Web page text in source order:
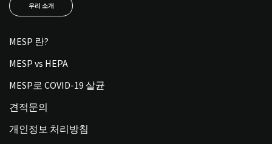
우리 소개
MESP 란?
MESP vs HEPA
MESP로 COVID-19 살균
견적문의
개인정보 처리방침